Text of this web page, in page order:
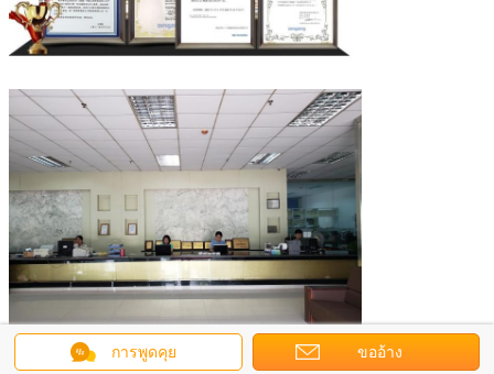
และได้กําหนดนโยบายที่เน้นการบริการ ให้บริการลูกค้า เช่น การแนะนําการเลือก, คํา
แนะนําการออกแบบ, คําแนะนําการติดตั้ง, คําแนะนําการใช้งาน, การแก้ไขปัญหา,
และนําผลิตภัณฑ์ประปาเครื่องจักรกลค่าใช้จ่ายต่ํากว่าและเวลานําที่สั้นกว่าสําหรับ
โลก เช่น สหรัฐอเมริกา เยอรมนี อิตาลี ออสเตรเลีย แอฟริกาใต้ เป็นต้น
การพูดคุย ขออ้าง